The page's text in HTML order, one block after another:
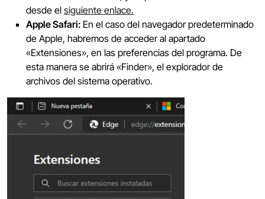
desde el siguiente enlace.
Apple Safari: En el caso del navegador predeterminado
de Apple, habremos de acceder al apartado
«Extensiones», en las preferencias del programa. De
esta manera se abrirá «Finder», el explorador de
archivos del sistema operativo.